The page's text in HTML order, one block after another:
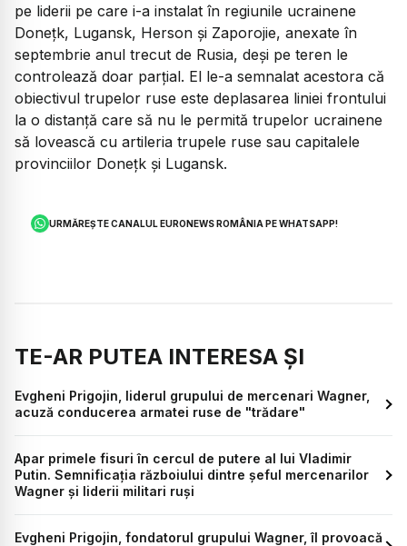
pe liderii pe care i-a instalat în regiunile ucrainene
Doneţk, Lugansk, Herson şi Zaporojie, anexate în
septembrie anul trecut de Rusia, deşi pe teren le
controlează doar parţial. El le-a semnalat acestora că
obiectivul trupelor ruse este deplasarea liniei frontului
la o distanţă care să nu le permită trupelor ucrainene
să lovească cu artileria trupele ruse sau capitalele
provinciilor Doneţk şi Lugansk.
URMĂREȘTE CANALUL EURONEWS ROMÂNIA PE WHATSAPP!
TE-AR PUTEA INTERESA ȘI
Evgheni Prigojin, liderul grupului de mercenari Wagner,
acuză conducerea armatei ruse de "trădare"
Apar primele fisuri în cercul de putere al lui Vladimir
Putin. Semnificația războiului dintre șeful mercenarilor
Wagner și liderii militari ruși
Evgheni Prigojin, fondatorul grupului Wagner, îl provoacă